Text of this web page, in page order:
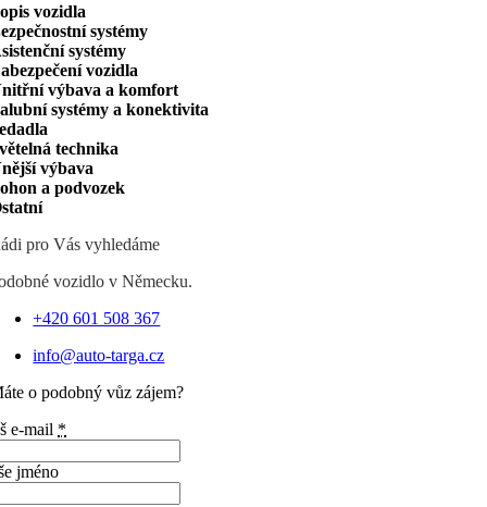
vozidla
systémy
systémy
vozidla
výbava a komfort
systémy a konektivita
technika
výbava
a podvozek
pro Vás vyhledáme
vozidlo v Německu.
+420 601 508 367
info@auto-targa.cz
o podobný vůz zájem?
e-mail *
jméno